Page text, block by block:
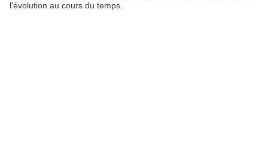
l'évolution au cours du temps.